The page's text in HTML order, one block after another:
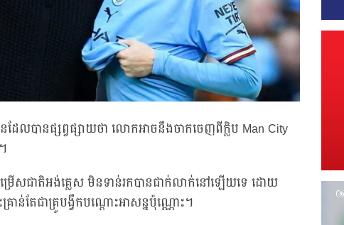
ដែលបានផ្សព្វផ្សាយថា លោកអាចនឹងចាកចេញពីក្លិប Man City
ម្រើសជាតិអង់គ្លេស មិនទាន់រកបានជាក់លាក់នៅឡើយទេ ដោយ
ន់តែជាគ្រូបង្វឹកបណ្ដោះអាសន្នប៉ុណ្ណោះ។